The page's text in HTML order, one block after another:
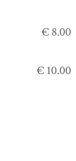
€ 8.00
€ 10.00